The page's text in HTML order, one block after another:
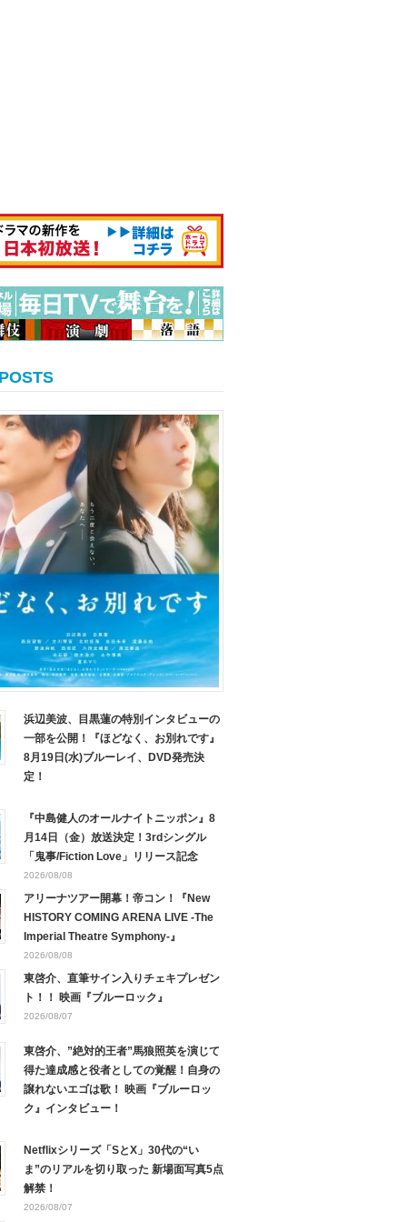
浜辺美波、目黒蓮の特別インタビューの
一部を公開！『ほどなく、お別れです』
8月19日(水)ブルーレイ、DVD発売決
定！
『中島健人のオールナイトニッポン』8
月14日（金）放送決定！3rdシングル
「鬼事/Fiction Love」リリース記念
2026/08/08
アリーナツアー開幕！帝コン！『New
HISTORY COMING ARENA LIVE -The
Imperial Theatre Symphony-』
2026/08/08
東啓介、直筆サイン入りチェキプレゼン
ト！！ 映画『ブルーロック』
2026/08/07
東啓介、”絶対的王者”馬狼照英を演じて
得た達成感と役者としての覚醒！自身の
譲れないエゴは歌！ 映画『ブルーロッ
ク』インタビュー！
Netflixシリーズ「SとX」30代の“い
ま”のリアルを切り取った 新場面写真5点
解禁！
2026/08/07